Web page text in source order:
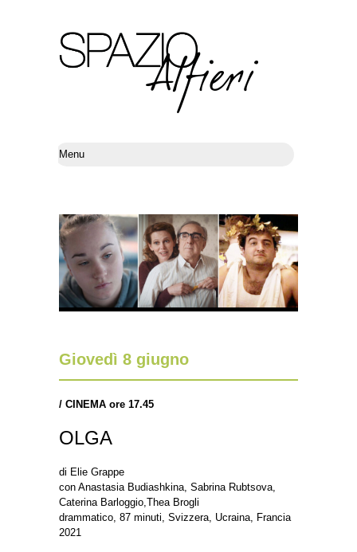
Giovedì 8 giugno
/ CINEMA ore 17.45
OLGA
di Elie Grappe
con Anastasia Budiashkina, Sabrina Rubtsova,
Caterina Barloggio,Thea Brogli
drammatico, 87 minuti, Svizzera, Ucraina, Francia
2021